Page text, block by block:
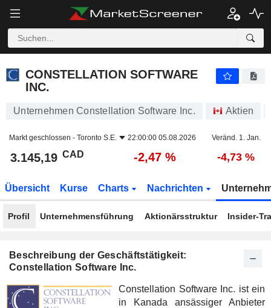
CONSTELLATION SOFTWARE
INC.
Unternehmen Constellation Software Inc. Aktien
Markt geschlossen - Toronto S.E. 22:00:00 05.08.2026 Veränd. 1. Jan.
3.145,19 CAD -2,47 % -4,73 %
Übersicht Kurse Charts Nachrichten
Profil Unternehmensführung Aktionärsstruktur Insider-
Beschreibung der Geschäftstätigkeit:
Constellation Software Inc.
Constellation Software Inc. ist ein
in Kanada ansässiger Anbieter